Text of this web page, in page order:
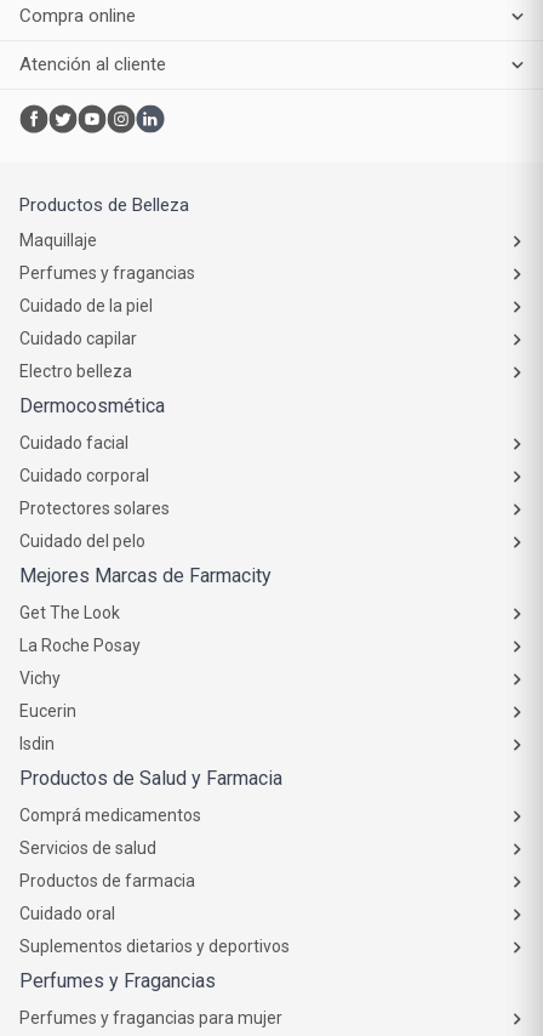
Compra online
Atención al cliente
Productos de Belleza
Maquillaje
Perfumes y fragancias
Cuidado de la piel
Cuidado capilar
Electro belleza
Dermocosmética
Cuidado facial
Cuidado corporal
Protectores solares
Cuidado del pelo
Mejores Marcas de Farmacity
Get The Look
La Roche Posay
Vichy
Eucerin
Isdin
Productos de Salud y Farmacia
Comprá medicamentos
Servicios de salud
Productos de farmacia
Cuidado oral
Suplementos dietarios y deportivos
Perfumes y Fragancias
Perfumes y fragancias para mujer